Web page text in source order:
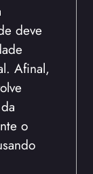
deve
Afinal,
o